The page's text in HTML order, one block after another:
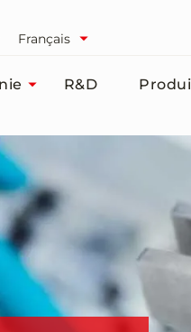
Français
R&D